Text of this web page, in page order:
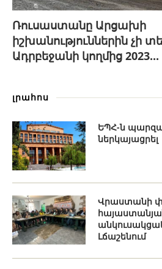
Ռուսաստանը Արցախի
իշխանություններին չի
Ադրբեջանի կողմից 2023...
լրահոս
ԵՊՀ-ն
ներկայացրել
Վրաստանի
Լճաշենում